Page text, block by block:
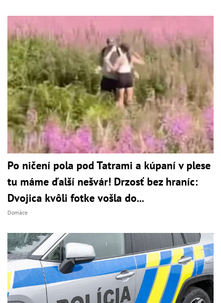
Po ničení pola pod Tatrami a kúpaní v plese
tu máme ďalší nešvár! Drzosť bez hraníc:
Dvojica kvôli fotke vošla do...
Domáce